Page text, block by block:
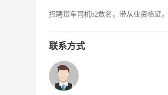
招聘货车司机b2数名，带从业资格证
联系方式